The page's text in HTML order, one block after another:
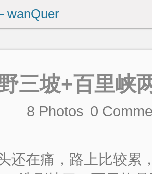
wanQuer
三坡+百里峡
8 Photos 0
还在痛，路上比较累